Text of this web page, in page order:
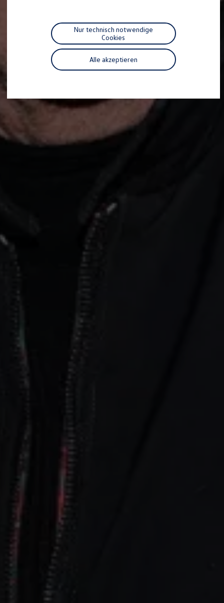
Reparaturen und Checks
Motorenöl und Flüssigkeiten
Räder und Reifen
Pannen- und Unfallhilfe
Economy Service
Volkswagen Teile
Schutz und Pflege
Transport
Entertainment und Elektronik
Wallbox und Ladekabel
Digitale Extras
Kundeninformationen
Volkswagen Kundenbetreuung
Warn- und Kontrollleuchten
Live Beratung
Familie
Pannen- und Unfallhilfe
Volkswagen Kundenbetreuung
Alle akzeptieren
Nur technisch notwendige
Cookies